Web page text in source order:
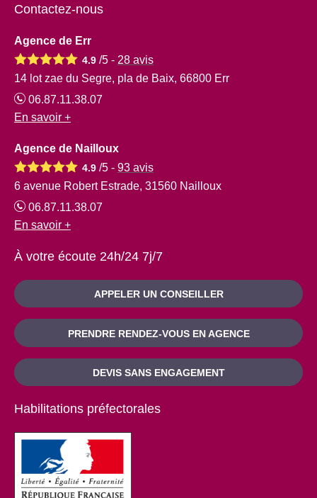
Contactez-nous
Agence de Err
4.9 /5 - 28 avis
14 lot zae du Segre, pla de Baix, 66800 Err
06.87.11.38.07
En savoir +
Agence de Nailloux
4.9 /5 - 93 avis
6 avenue Robert Estrade, 31560 Nailloux
06.87.11.38.07
En savoir +
À votre écoute 24h/24 7j/7
APPELER UN CONSEILLER
PRENDRE RENDEZ-VOUS EN AGENCE
DEVIS SANS ENGAGEMENT
Habilitations préfectorales